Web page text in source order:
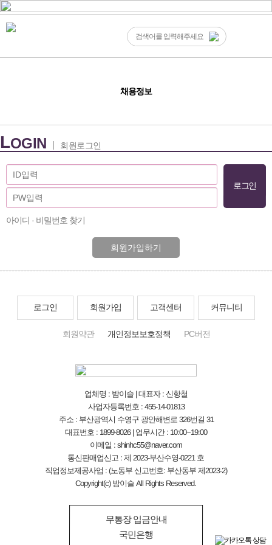
채용정보
LOGIN 회원로그인
아이디 · 비밀번호 찾기
회원가입하기
로그인 회원가입 고객센터 커뮤니티
회원약관 개인정보보호정책 PC버전
업체명 : 밤이슬 | 대표자 : 신항철
사업자등록번호 : 455-14-01813
주소 : 부산광역시 수영구 광안해변로 326번길 31
대표번호 : 1899-8026 | 업무시간 : 10:00~19:00
이메일 : shinhc55@naver.com
통신판매업신고 : 제 2023-부산수영-0221 호
직업정보제공사업 : (노동부 신고번호: 부산동부 제2023-2)
Copyright(c) 밤이슬 All Rights Reserved.
무통장 입금안내
국민은행